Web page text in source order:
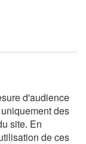
d'audience
des
site. En
de ces